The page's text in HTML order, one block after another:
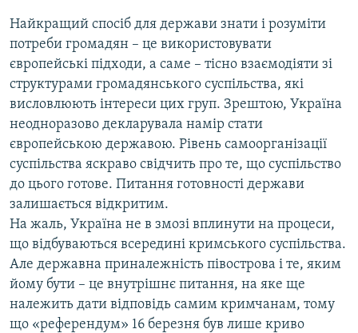
Найкращий спосіб для держави знати і розуміти
потреби громадян – це використовувати
європейські підходи, а саме – тісно взаємодіяти зі
структурами громадянського суспільства, які
висловлюють інтереси цих груп. Зрештою, Україна
неодноразово декларувала намір стати
європейською державою. Рівень самоорганізації
суспільства яскраво свідчить про те, що суспільство
до цього готове. Питання готовності держави
залишається відкритим.
На жаль, Україна не в змозі вплинути на процеси,
що відбуваються всередині кримського суспільства.
Але державна приналежність півострова і те, яким
йому бути – це внутрішнє питання, на яке ще
належить дати відповідь самим кримчанам, тому
що «референдум» 16 березня був лише криво